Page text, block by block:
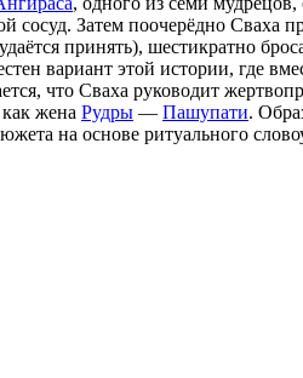
сосуд. Затем поочерёдно
принять), шестикратно
вариант этой истории, где
что Сваха руководит
жена Рудры — Пашупати.
на основе ритуального